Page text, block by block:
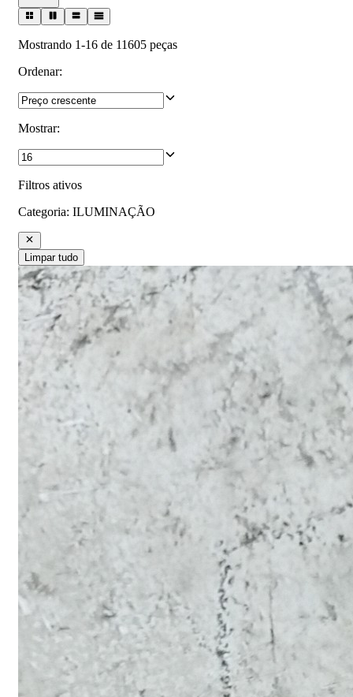
Mostrando 1-16 de 11605 peças
Ordenar:
Mostrar:
Filtros ativos
Categoria: ILUMINAÇÃO
Limpar tudo